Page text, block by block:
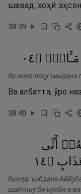
шавад, хоҳӣ
38:39
مَـَٔابٍۢ ۝٤٠
Ва инна лаҳу ъиндана
Ва албатта, ӯро
38:40
أَنِّى
۝٤١
Вазкур ъабдана
шайтону би нусби-в ва